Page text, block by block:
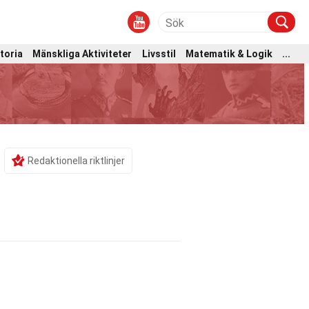
Mänskliga Aktiviteter Livsstil Matematik & Logik ...
Redaktionella riktlinjer